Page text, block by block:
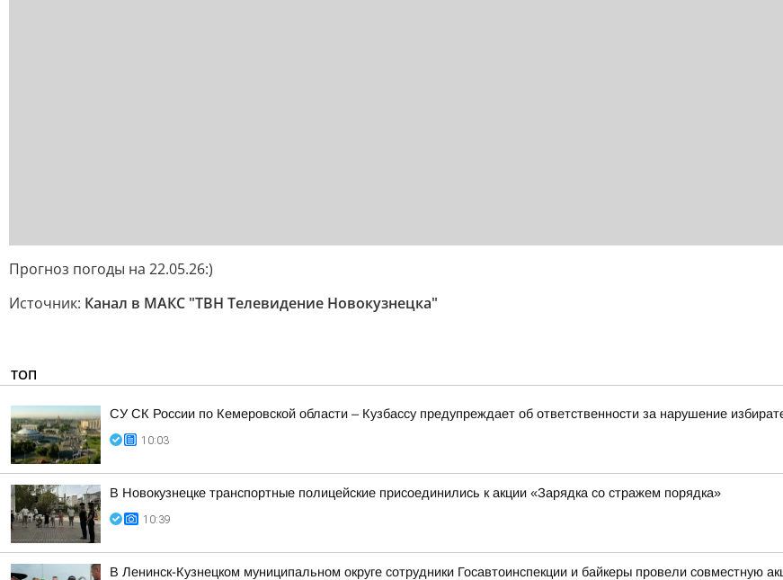
Прогноз погоды на 22.05.26:)
Источник: Канал в МАКС "ТВН Телевидение Новокузнецка"
ТОП
СУ СК России по Кемеровской области – Кузбассу предупреждает об ответственности за нарушение
10:03
В Новокузнецке транспортные полицейские присоединились к акции «Зарядка со стражем порядка»
10:39
В Ленинск-Кузнецком муниципальном округе сотрудники Госавтоинспекции и байкеры провели совместную